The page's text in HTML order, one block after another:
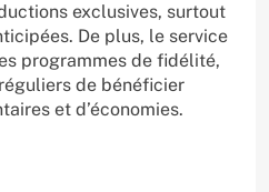
exclusives, surtout
De plus, le service
programmes de fidélité,
de bénéficier
et d’économies.